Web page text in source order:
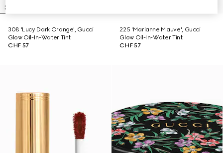
308 'Lucy Dark Orange', Gucci
Glow Oil-In-Water Tint
CHF 57
225 'Marianne Mauve', Gucci
Glow Oil-In-Water Tint
CHF 57